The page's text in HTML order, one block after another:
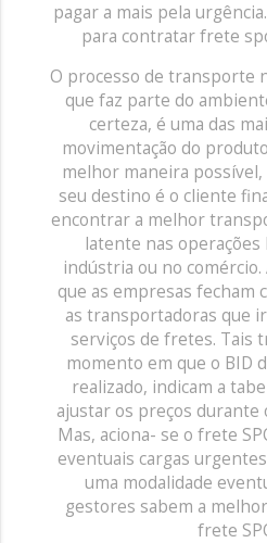
pagar a mais pela
para contratar frete
O processo de transporte
que faz parte do
certeza, é uma das
movimentação do
melhor maneira
seu destino é o cliente
encontrar a melhor
latente nas operações
indústria ou no
que as empresas fecham
as transportadoras que
serviços de fretes. Tais
momento em que o BID
realizado, indicam a
ajustar os preços durante
Mas, aciona- se o frete
eventuais cargas
uma modalidade
gestores sabem a
frete